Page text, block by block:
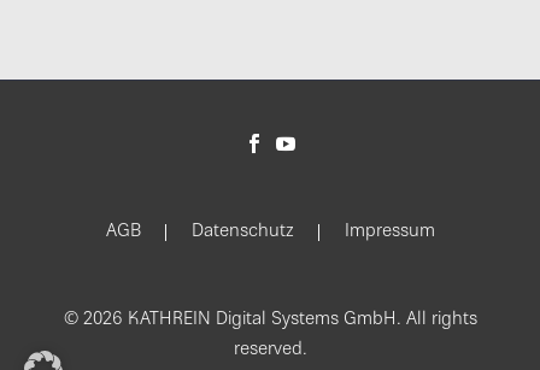
AGB Datenschutz Impressum
© 2026 KATHREIN Digital Systems GmbH. All rights
reserved.